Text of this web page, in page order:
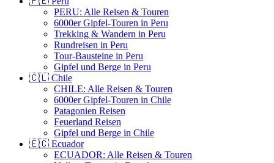
PERU: Alle Reisen & Touren
6000er Gipfel-Touren in Peru
Trekking & Wandern in Peru
Rundreisen in Peru
Tour-Bausteine in Peru
Gipfel und Berge in Peru
🇨🇱 Chile
CHILE: Alle Reisen & Touren
6000er Gipfel-Touren in Chile
Patagonien Reisen
Feuerland Reisen
Gipfel und Berge in Chile
🇪🇨 Ecuador
ECUADOR: Alle Reisen & Touren